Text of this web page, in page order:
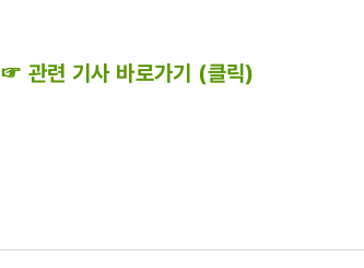
내가
(2011.06.15)
☞ 관련 기사 바로가기 (클릭)